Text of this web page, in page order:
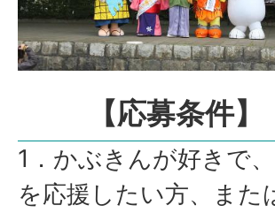
【応募条件】
1．かぶきんが好きで
を応援したい方、また